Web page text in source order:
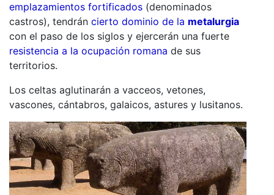
emplazamientos fortificados (denominados
castros), tendrán cierto dominio de la metalurgia
con el paso de los siglos y ejercerán una fuerte
resistencia a la ocupación romana de sus
territorios.
Los celtas aglutinarán a vacceos, vetones,
vascones, cántabros, galaicos, astures y lusitanos.